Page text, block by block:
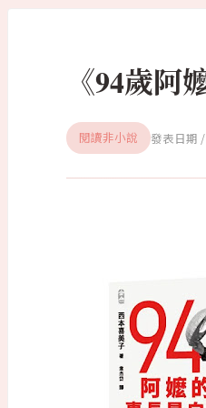
《94歲
閱讀非小說